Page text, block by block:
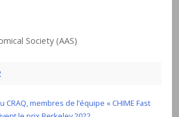
Society (AAS)
CRAQ, membres de l’équipe « CHIME Fast